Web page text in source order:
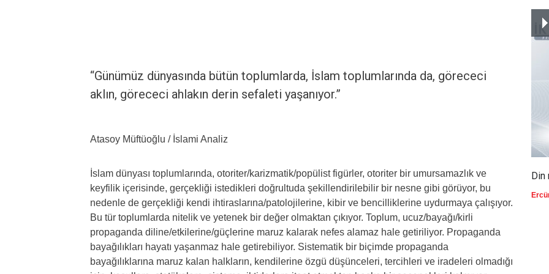
“Günümüz dünyasında bütün toplumlarda, İslam toplumlarında da, görececi
aklın, görececi ahlakın derin sefaleti yaşanıyor.”
Atasoy Müftüoğlu / İslami Analiz
İslam dünyası toplumlarında, otoriter/karizmatik/popülist figürler, otoriter bir umursamazlık ve
keyfilik içerisinde, gerçekliği istedikleri doğrultuda şekillendirilebilir bir nesne gibi görüyor, bu
nedenle de gerçekliği kendi ihtiraslarına/patolojilerine, kibir ve bencilliklerine uydurmaya çalışıyor.
Bu tür toplumlarda nitelik ve yetenek bir değer olmaktan çıkıyor. Toplum, ucuz/bayağı/kirli
propaganda diline/etkilerine/güçlerine maruz kalarak nefes alamaz hale getiriliyor. Propaganda
bayağılıkları hayatı yaşanmaz hale getirebiliyor. Sistematik bir biçimde propaganda
bayağılıklarına maruz kalan halkların, kendilerine özgü düşünceleri, tercihleri ve iradeleri olmadığı
Din